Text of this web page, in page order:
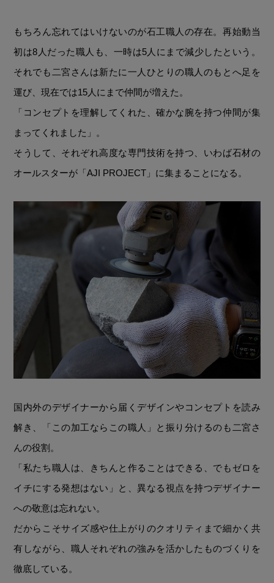
もちろん忘れてはいけないのが石工職人の存在。再始動当
初は8人だった職人も、一時は5人にまで減少したという。
それでも二宮さんは新たに一人ひとりの職人のもとへ足を
運び、現在では15人にまで仲間が増えた。
「コンセプトを理解してくれた、確かな腕を持つ仲間が集
まってくれました」。
そうして、それぞれ高度な専門技術を持つ、いわば石材の
オールスターが「AJI PROJECT」に集まることになる。
国内外のデザイナーから届くデザインやコンセプトを読み
解き、「この加工ならこの職人」と振り分けるのも二宮さ
んの役割。
「私たち職人は、きちんと作ることはできる、でもゼロを
イチにする発想はない」と、異なる視点を持つデザイナー
への敬意は忘れない。
だからこそサイズ感や仕上がりのクオリティまで細かく共
有しながら、職人それぞれの強みを活かしたものづくりを
徹底している。